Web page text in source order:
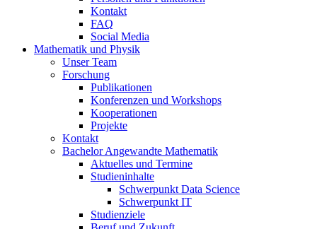
Kontakt
FAQ
Social Media
Mathematik und Physik
Unser Team
Forschung
Publikationen
Konferenzen und Workshops
Kooperationen
Projekte
Kontakt
Bachelor Angewandte Mathematik
Aktuelles und Termine
Studieninhalte
Schwerpunkt Data Science
Schwerpunkt IT
Studienziele